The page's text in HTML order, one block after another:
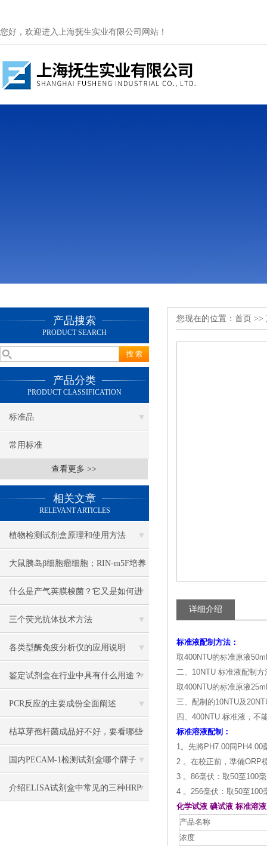
您好，欢迎进入上海抚生实业有限公司网站！
产品搜索
PRODUCT SEARCH
产品分类
PRODUCT CLASSIFICATION
标准品
常用标准
查看更多 >>
相关文章
RELEVANT ARTICLES
植物检测试剂盒原理和使用方法
大鼠胰岛β细胞瘤细胞；RIN-m5F培养
操作说明
什么是产气荚膜梭菌？它又是如何进
行检测的?
三个荧光抗体技术方法
各类型酶免疫分析仪的应用说明
鉴定试剂盒在行业中具有什么用途？
PCR反应的主要成份全面阐述
枯草芽孢杆菌成品好不好，要看哪些
硬性验收标准？
国内PECAM-1检测试剂盒哪个牌子
好？
介绍ELISA试剂盒中常见的三种HRP
您现在的位置： 首页 >>
详细介绍
标准液配制方法：
取400NTU的标准原液
二、10NTU 标准液配制方
取400NTU的标准原液
三、配制的10NTU及
四、400NTU 标准液，不
标准溶液配制：
1。先將PH7.00同PH4.00
2 。在校正前，準備ORP
3 。86毫伏：取50至100
4 。256毫伏：取50至100
化学试液 碘试液 标准溶
产品名称
浓度